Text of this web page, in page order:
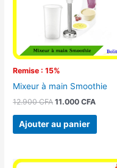
Remise : 15%
Mixeur à main Smoothie
12.900CFA 11.000CFA
Ajouter au panier